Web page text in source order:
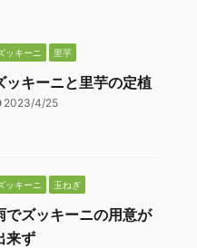
ッキーニ 里芋
ッキーニと里芋の定植
2023/4/25
ッキーニ 玉ねぎ
でズッキーニの用意が
来ず